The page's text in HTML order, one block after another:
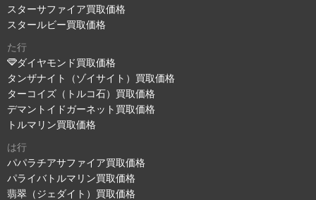
スターサファイア買取価格
スタールビー買取価格
た行
ダイヤモンド買取価格
タンザナイト（ゾイサイト）買取価格
ターコイズ（トルコ石）買取価格
デマントイドガーネット買取価格
トルマリン買取価格
は行
パパラチアサファイア買取価格
パライバトルマリン買取価格
翡翠（ジェダイト）買取価格